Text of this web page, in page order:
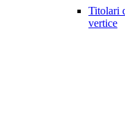
Titolari
vertice